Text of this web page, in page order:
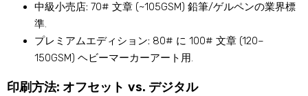
中級小売店: 70# 文章 (~105GSM) 鉛筆/ゲルペンの業界標
準.
プレミアムエディション: 80# に 100# 文章 (120–
150GSM) ヘビーマーカーアート用.
印刷方法: オフセット vs. デジタル